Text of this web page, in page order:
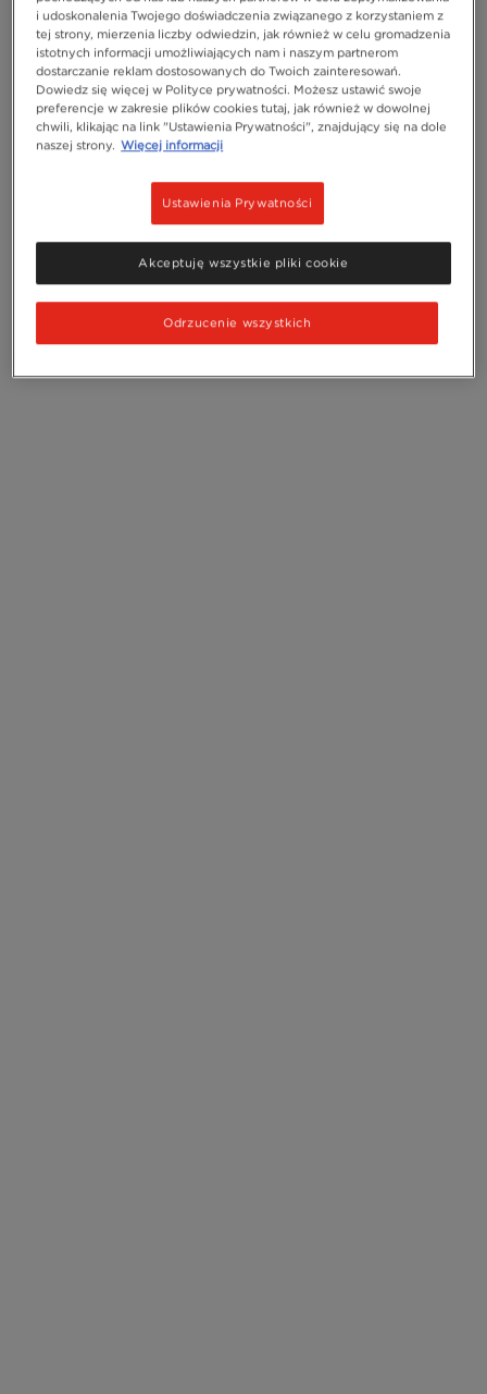
i udoskonalenia Twojego doświadczenia związanego z korzystaniem z
tej strony, mierzenia liczby odwiedzin, jak również w celu gromadzenia
istotnych informacji umożliwiających nam i naszym partnerom
dostarczanie reklam dostosowanych do Twoich zainteresowań.
Dowiedz się więcej w Polityce prywatności. Możesz ustawić swoje
preferencje w zakresie plików cookies tutaj, jak również w dowolnej
chwili, klikając na link "Ustawienia Prywatności", znajdujący się na dole
naszej strony. Więcej informacji
Ustawienia Prywatności
Odrzucenie wszystkich
Akceptuję wszystkie pliki cookie